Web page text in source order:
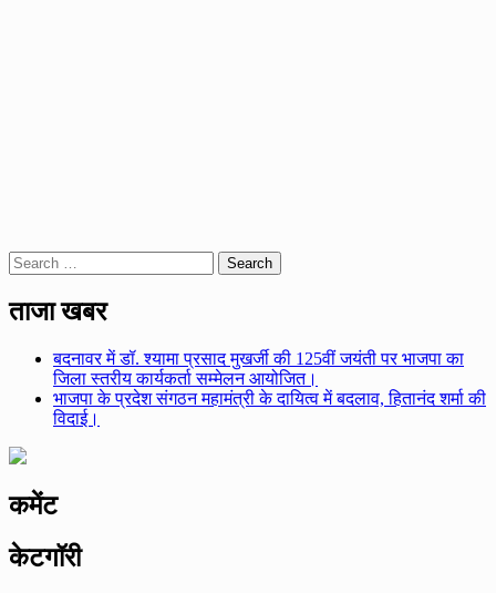
Search
for:
ताजा खबर
बदनावर में डॉ. श्यामा प्रसाद मुखर्जी की 125वीं जयंती पर भाजपा का
जिला स्तरीय कार्यकर्ता सम्मेलन आयोजित।
भाजपा के प्रदेश संगठन महामंत्री के दायित्व में बदलाव, हितानंद शर्मा की
विदाई।
कमेंट
केटगॉरी